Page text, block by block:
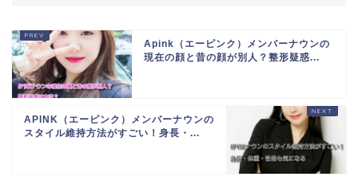
Apink（エーピンク）メンバーナウンの
現在の顔と昔の顔が別人？整形疑惑...
APINK（エーピンク）メンバーナウンの
スタイル維持方法がすごい！身長・...